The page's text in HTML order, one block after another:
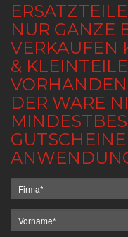
NUR GANZE
VERKAUFEN
&
DER WARE